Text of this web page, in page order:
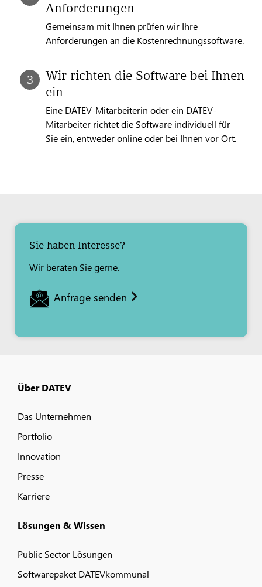
Anforderungen
Gemeinsam mit Ihnen prüfen wir Ihre
Anforderungen an die Kostenrechnungssoftware.
Wir richten die Software bei Ihnen
ein
Eine DATEV-Mitarbeiterin oder ein DATEV-
Mitarbeiter richtet die Software individuell für
Sie ein, entweder online oder bei Ihnen vor Ort.
Sie haben Interesse?
Wir beraten Sie gerne.
Anfrage senden
Über DATEV
Das Unternehmen
Portfolio
Innovation
Presse
Karriere
Lösungen & Wissen
Public Sector Lösungen
Softwarepaket DATEVkommunal